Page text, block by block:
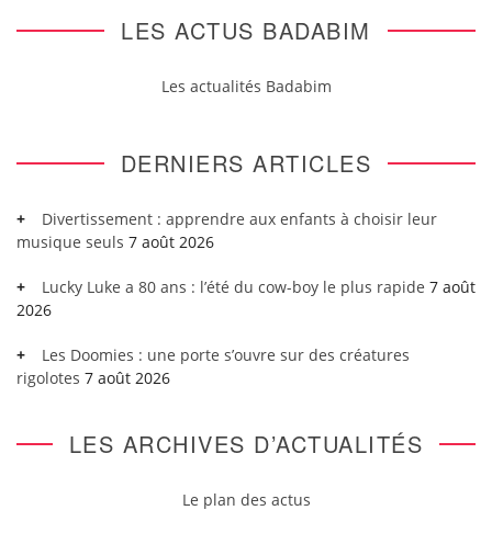
LES ACTUS BADABIM
Les actualités Badabim
DERNIERS ARTICLES
Divertissement : apprendre aux enfants à choisir leur
musique seuls 7 août 2026
Lucky Luke a 80 ans : l’été du cow-boy le plus rapide 7 août
2026
Les Doomies : une porte s’ouvre sur des créatures
rigolotes 7 août 2026
LES ARCHIVES D’ACTUALITÉS
Le plan des actus